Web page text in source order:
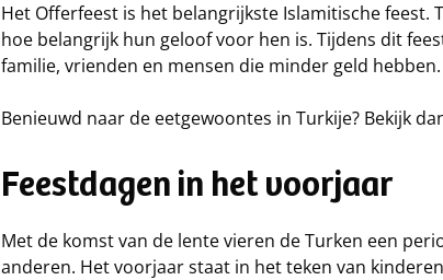
Het Offerfeest is het belangrijkste Islamitische
hoe belangrijk hun geloof voor hen is. Tijdens dit
familie, vrienden en mensen die minder geld hebben.
Benieuwd naar de eetgewoontes in Turkije? Bekijk
Feestdagen in het voorjaar
Met de komst van de lente vieren de Turken een
anderen. Het voorjaar staat in het teken van